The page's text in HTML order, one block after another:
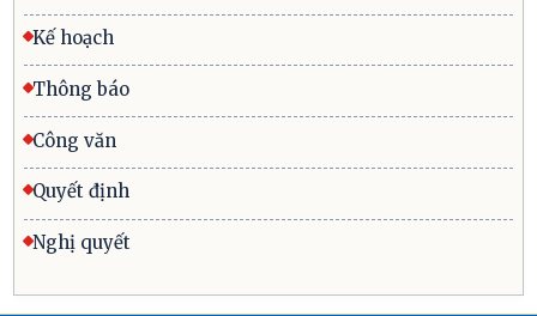
Kế hoạch
Thông báo
Công văn
Quyết định
Nghị quyết